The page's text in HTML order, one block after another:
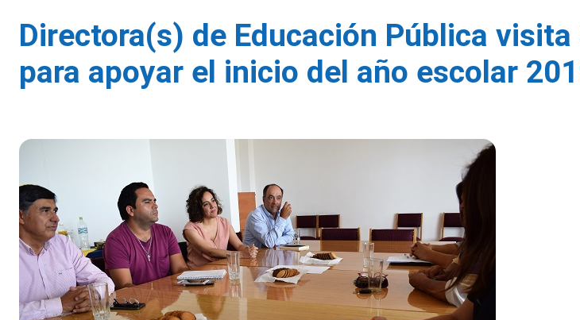
Directora(s) de Educación Pública
para apoyar el inicio del año escolar